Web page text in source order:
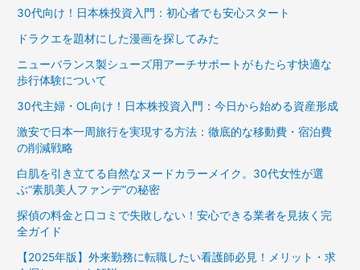
30代向け！日本株投資入門：初心者でも安心スタート
ドラクエを題材にした漫画を探してみた
ニューバランス製シューズ用アーチサポートがもたらす快適な
歩行体験について
30代主婦・OL向け！日本株投資入門：今日から始める資産形成
激安で日本一周旅行を実現する方法：徹底的な移動費・宿泊費
の削減戦略
白肌を引き立てる自然なヌードカラーメイク。30代女性が選
ぶ“素肌美人ファンデ”の秘密
探偵の料金と口コミで失敗しない！安心できる業者を見抜く完
全ガイド
【2025年版】外来勤務に転職したい看護師必見！メリット・求